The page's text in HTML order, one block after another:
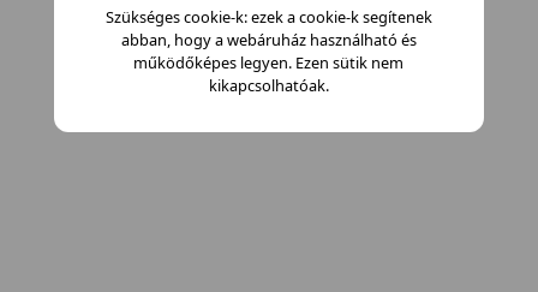
Szükséges cookie-k: ezek a cookie-k segítenek
abban, hogy a webáruház használható és
működőképes legyen. Ezen sütik nem
kikapcsolhatóak.